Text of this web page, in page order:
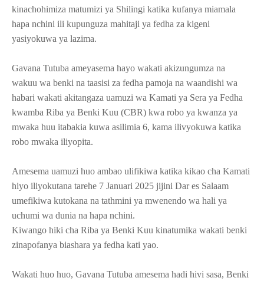
kinachohimiza matumizi ya Shilingi katika kufanya miamala
hapa nchini ili kupunguza mahitaji ya fedha za kigeni
yasiyokuwa ya lazima.
Gavana Tutuba ameyasema hayo wakati akizungumza na
wakuu wa benki na taasisi za fedha pamoja na waandishi wa
habari wakati akitangaza uamuzi wa Kamati ya Sera ya Fedha
kwamba Riba ya Benki Kuu (CBR) kwa robo ya kwanza ya
mwaka huu itabakia kuwa asilimia 6, kama ilivyokuwa katika
robo mwaka iliyopita.
Amesema uamuzi huo ambao ulifikiwa katika kikao cha Kamati
hiyo iliyokutana tarehe 7 Januari 2025 jijini Dar es Salaam
umefikiwa kutokana na tathmini ya mwenendo wa hali ya
uchumi wa dunia na hapa nchini.
Kiwango hiki cha Riba ya Benki Kuu kinatumika wakati benki
zinapofanya biashara ya fedha kati yao.
Wakati huo huo, Gavana Tutuba amesema hadi hivi sasa, Benki